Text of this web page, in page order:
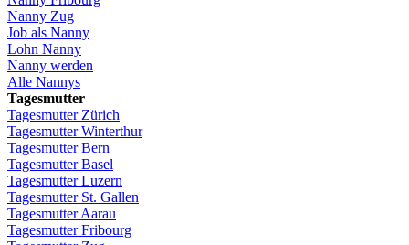
Nanny Zug
Job als Nanny
Lohn Nanny
Nanny werden
Alle Nannys
Tagesmutter
Tagesmutter Zürich
TagesmutterWinterthur
TagesmutterBern
TagesmutterBasel
Tagesmutter Luzern
TagesmutterSt. Gallen
Tagesmutter Aarau
Tagesmutter Fribourg